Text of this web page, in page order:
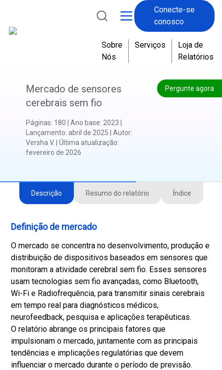
Conecte-se
conosco
Sobre
Nós
Serviços
Loja de
Relatórios
Pergunte agora
Mercado de sensores
cerebrais sem fio
Páginas: 180 Ano base: 2023
Lançamento: abril de 2025 Autor:
Versha V.
Última atualização:
fevereiro de 2026
Descrição Resumo do relatório Índice
Definição de mercado
O mercado se concentra no desenvolvimento, produção e
distribuição de dispositivos baseados em sensores que
monitoram a atividade cerebral sem fio. Esses sensores
usam tecnologias sem fio avançadas, como Bluetooth,
Wi-Fi e Radiofrequência, para transmitir sinais cerebrais
em tempo real para diagnósticos médicos,
neurofeedback, pesquisa e aplicações terapêuticas.
O relatório abrange os principais fatores que
impulsionam o mercado, juntamente com as principais
tendências e implicações regulatórias que devem
influenciar o mercado durante o período de previsão.